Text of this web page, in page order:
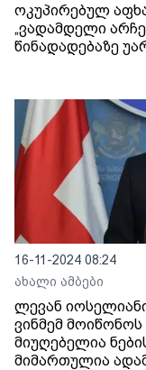
ოკუპირებულ
„ვადამდელი
წინადადებაზე
16-11-2024 08:24
ახალი ამბები
ლევან
ვინმემ
მიუღებელია
მიმართულია